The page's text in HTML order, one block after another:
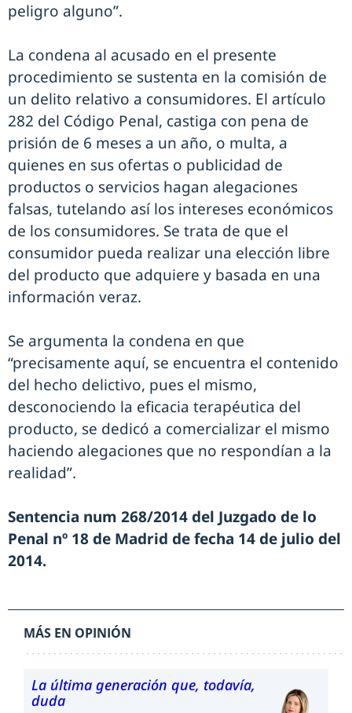
peligro alguno”.
La condena al acusado en el presente
procedimiento se sustenta en la comisión de
un delito relativo a consumidores. El artículo
282 del Código Penal, castiga con pena de
prisión de 6 meses a un año, o multa, a
quienes en sus ofertas o publicidad de
productos o servicios hagan alegaciones
falsas, tutelando así los intereses económicos
de los consumidores. Se trata de que el
consumidor pueda realizar una elección libre
del producto que adquiere y basada en una
información veraz.
Se argumenta la condena en que
“precisamente aquí, se encuentra el contenido
del hecho delictivo, pues el mismo,
desconociendo la eficacia terapéutica del
producto, se dedicó a comercializar el mismo
haciendo alegaciones que no respondían a la
realidad”.
Sentencia num 268/2014 del Juzgado de lo
Penal nº 18 de Madrid de fecha 14 de julio del
2014.
MÁS EN OPINIÓN
La última generación que, todavía,
duda